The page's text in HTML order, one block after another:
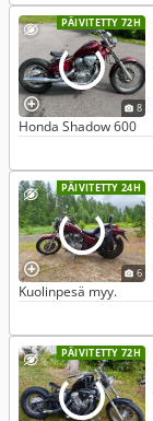
PÄIVITETTY 72H
8
Honda Shadow 600
PÄIVITETTY 24H
6
Kuolinpesä myy.
PÄIVITETTY 72H